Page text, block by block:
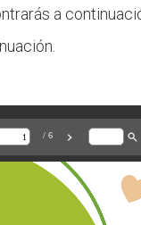
a